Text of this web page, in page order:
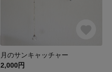
月のサンキャッチャー
2,000円